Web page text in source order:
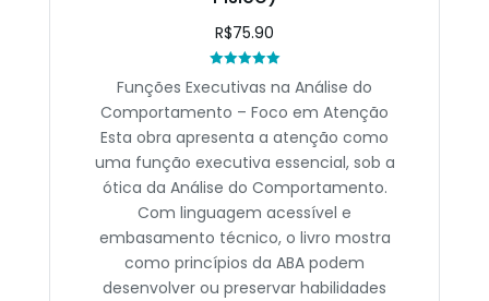
R$75.90
0
of
Funções Executivas na Análise do
Comportamento – Foco em Atenção
Esta obra apresenta a atenção como
uma função executiva essencial, sob a
ótica da Análise do Comportamento.
Com linguagem acessível e
embasamento técnico, o livro mostra
como princípios da ABA podem
desenvolver ou preservar habilidades